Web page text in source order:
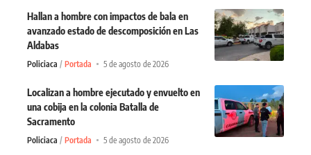
Hallan a hombre con impactos de bala en
avanzado estado de descomposición en Las
Aldabas
Policiaca Portada 5 de agosto de 2026
Localizan a hombre ejecutado y envuelto en
una cobija en la colonia Batalla de
Sacramento
Policiaca Portada 5 de agosto de 2026